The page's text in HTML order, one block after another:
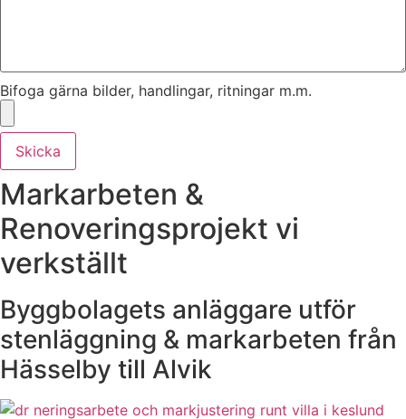
Bifoga gärna bilder, handlingar, ritningar m.m.
Skicka
Markarbeten &
Renoveringsprojekt vi
verkställt
Byggbolagets anläggare utför
stenläggning & markarbeten från
Hässelby till Alvik